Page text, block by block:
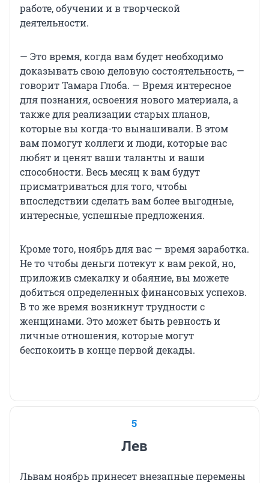
работе, обучении и в творческой
деятельности.
— Это время, когда вам будет необходимо
доказывать свою деловую состоятельность, —
говорит Тамара Глоба. — Время интересное
для познания, освоения нового материала, а
также для реализации старых планов,
которые вы когда-то вынашивали. В этом
вам помогут коллеги и люди, которые вас
любят и ценят ваши таланты и ваши
способности. Весь месяц к вам будут
присматриваться для того, чтобы
впоследствии сделать вам более выгодные,
интересные, успешные предложения.
Кроме того, ноябрь для вас — время заработка.
Не то чтобы деньги потекут к вам рекой, но,
приложив смекалку и обаяние, вы можете
добиться определенных финансовых успехов.
В то же время возникнут трудности с
женщинами. Это может быть ревность и
личные отношения, которые могут
беспокоить в конце первой декады.
5
Лев
Львам ноябрь принесет внезапные перемены